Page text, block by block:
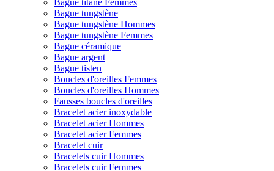
Bague titane Femmes
Bague tungstène
Bague tungstène Hommes
Bague tungstène Femmes
Bague céramique
Bague argent
Bague tisten
Boucles d'oreilles Femmes
Boucles d'oreilles Hommes
Fausses boucles d'oreilles
Bracelet acier inoxydable
Bracelet acier Hommes
Bracelet acier Femmes
Bracelet cuir
Bracelets cuir Hommes
Bracelets cuir Femmes